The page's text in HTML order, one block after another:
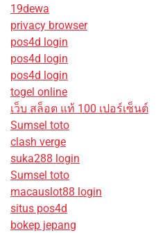
19dewa
privacy browser
pos4d login
pos4d login
pos4d login
togel online
เว็บ สล็อต แท้ 100 เปอร์เซ็นต์
Sumsel toto
clash verge
suka288 login
Sumsel toto
macauslot88 login
situs pos4d
bokep jepang